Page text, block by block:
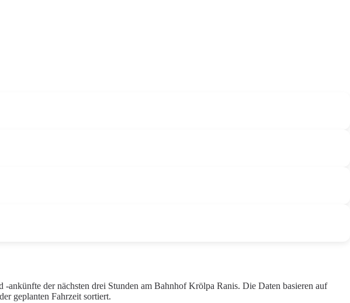
der nächsten drei Stunden am Bahnhof Krölpa Ranis. Die Daten basieren auf
geplanten Fahrzeit sortiert.